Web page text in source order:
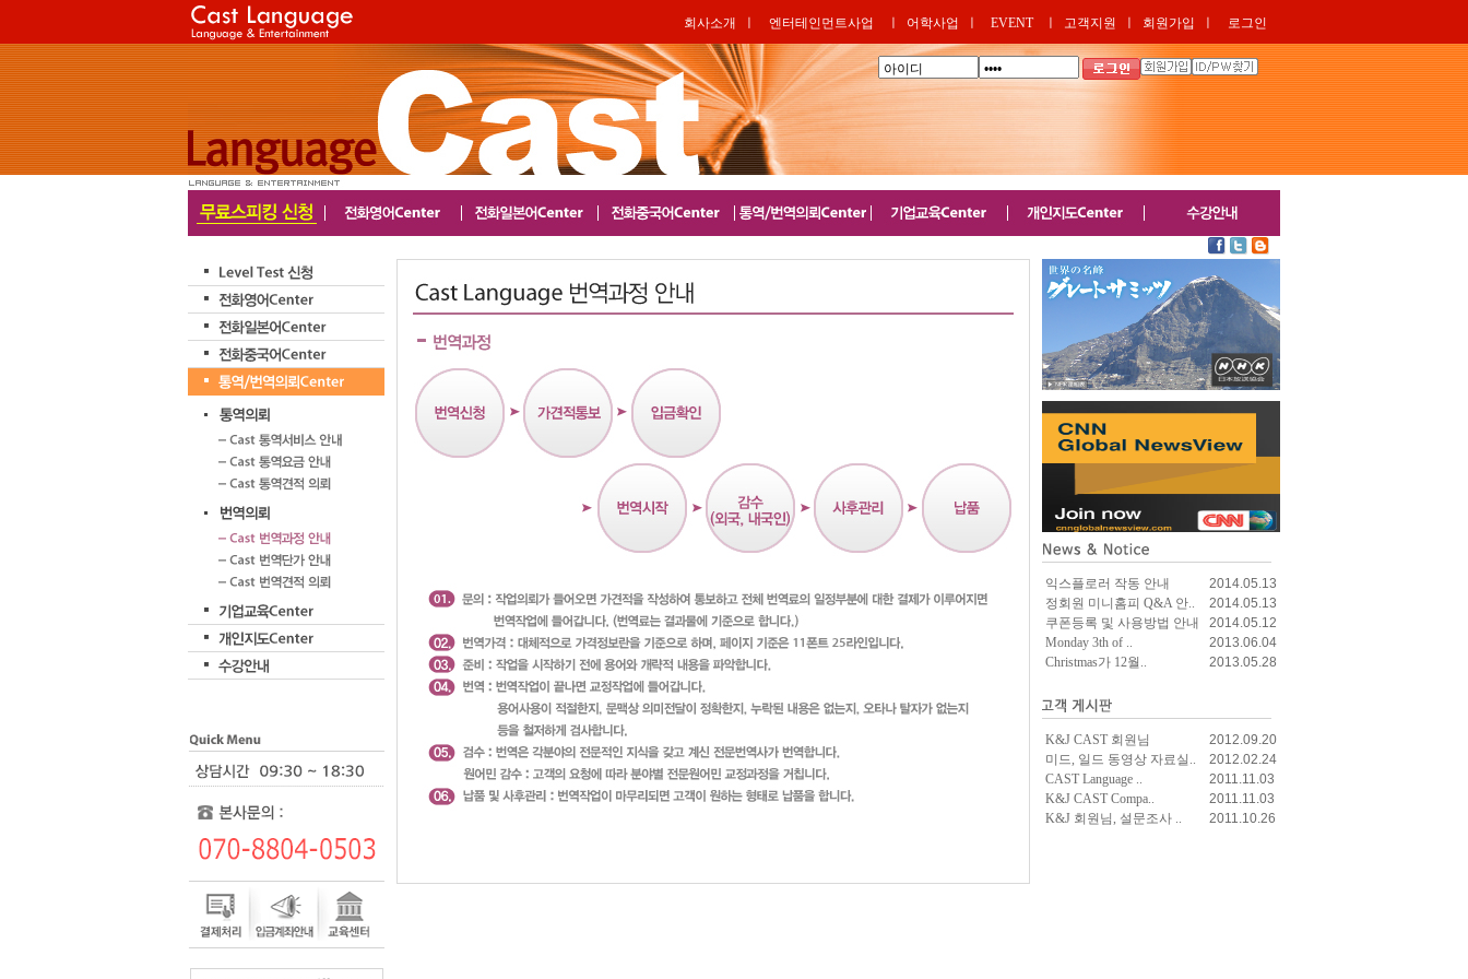
회사소개 엔터테인먼트사업 어학사업 EVENT 고객지원 회원가입 로그인
익스플로러 작동 안내
2014.05.13
정회원 미니홈피 Q&A 안..
2014.05.13
쿠폰등록 및 사용방법 안내
2014.05.12
Monday 3th of ..
2013.06.04
Christmas가 12월..
2013.05.28
K&J CAST 회원님
2012.09.20
미드, 일드 동영상 자료실..
2012.02.24
CAST Language ..
2011.11.03
K&J CAST Compa..
2011.11.03
K&J 회원님, 설문조사 ..
2011.10.26